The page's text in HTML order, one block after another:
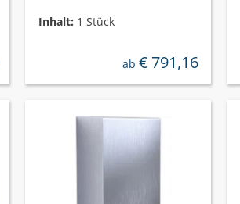
Inhalt: 1 Stück
regulärer preis:
ab € 791,16